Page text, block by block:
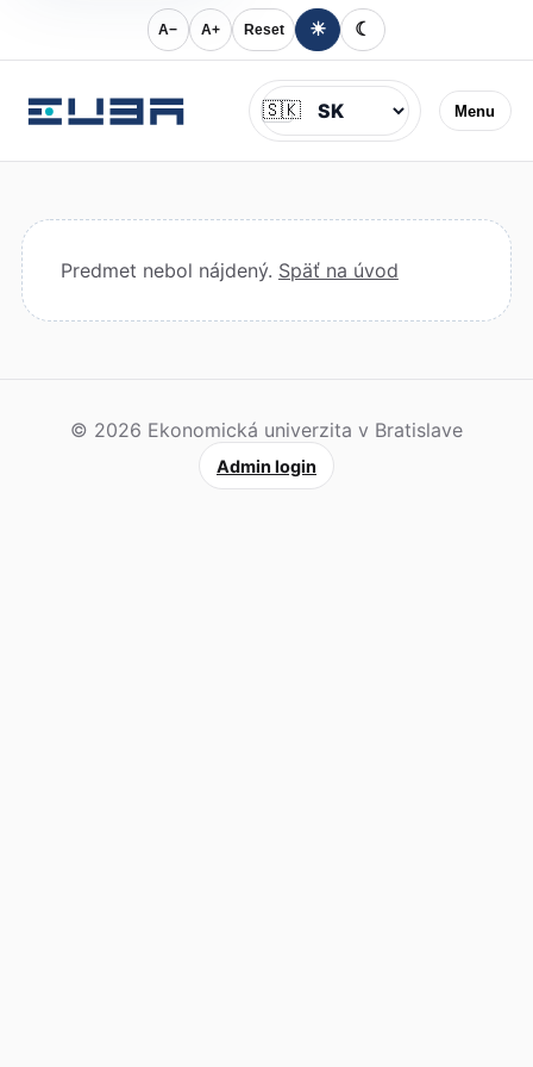
A− A+ Reset ☀ ☾
Menu
Jazyk
🇸🇰
Predmet nebol nájdený. Späť na úvod
© 2026 Ekonomická univerzita v Bratislave
Admin login